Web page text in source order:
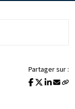
Partager sur :